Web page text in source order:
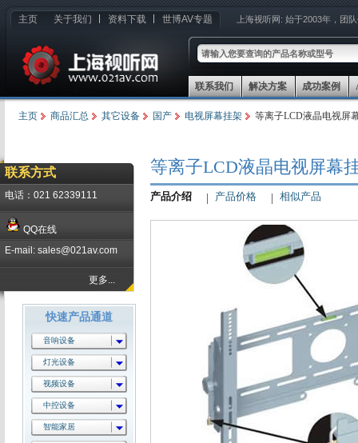
主页 关于我们 资料下载 世博AV专题 上海视听网: 始于2003年，团
联系我们 解决方案 成功案例
主页 商品汇总 其它设备 国产 电视屏幕挂架 等离子LCD液晶电视屏
等离子LCD液晶电视屏幕
产品介绍 产品价格 相似产品
联系方式
电话：021 62339111
QQ在线
E-mail: sales@021av.com
更多...
快速产品通道
音响设备
灯光设备
视频设备
中控设备
智能家居